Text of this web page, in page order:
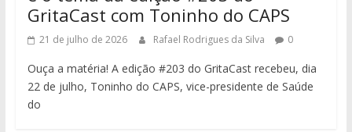
GritaCast com Toninho do CAPS
21 de julho de 2026 Rafael Rodrigues da Silva 0
Ouça a matéria! A edição #203 do GritaCast recebeu, dia
22 de julho, Toninho do CAPS, vice-presidente de Saúde
do